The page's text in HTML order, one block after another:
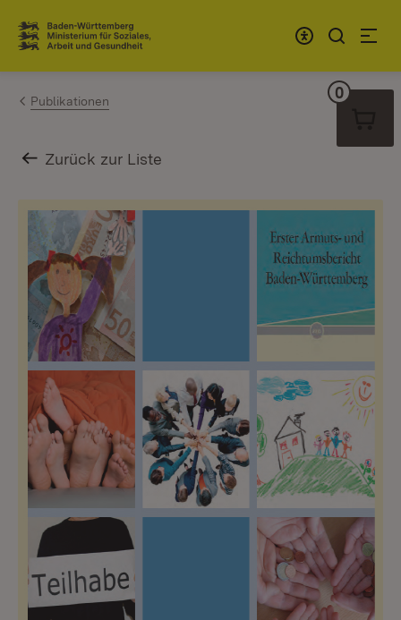
Zum Inhalt springen
Link zur Startseite
Publikationen
Zurück zur Liste
0